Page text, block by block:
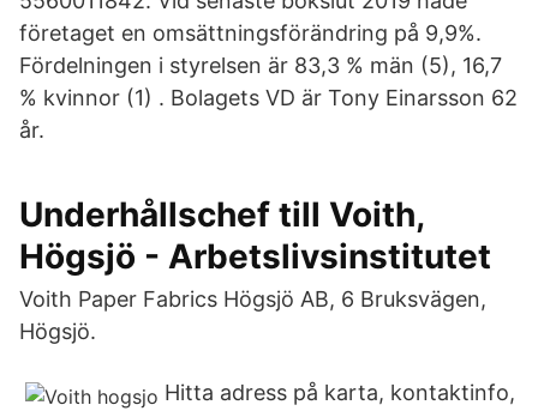
företaget en omsättningsförändring på 9,9%.
Fördelningen i styrelsen är 83,3 % män (5), 16,7
% kvinnor (1) . Bolagets VD är Tony Einarsson 62
år.
Underhållschef till Voith,
Högsjö - Arbetslivsinstitutet
Voith Paper Fabrics Högsjö AB, 6 Bruksvägen,
Högsjö.
Hitta adress på karta, kontaktinfo,